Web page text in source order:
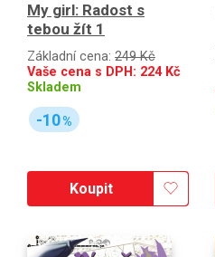
My girl: Radost s
tebou žít 1
Základní cena: 249 Kč
Vaše cena s DPH: 224Kč
Skladem
-10%
Koupit